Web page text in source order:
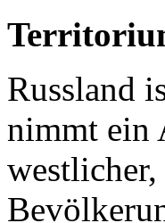
Russland
nimmt ein